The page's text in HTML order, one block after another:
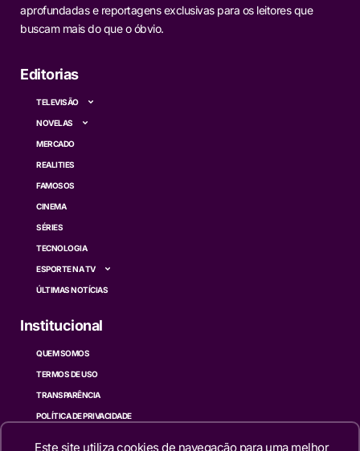
aprofundadas e reportagens exclusivas para os leitores que
buscam mais do que o óbvio.
Editorias
TELEVISÃO
NOVELAS
MERCADO
REALITIES
FAMOSOS
CINEMA
SÉRIES
TECNOLOGIA
ESPORTE NA TV
ÚLTIMAS NOTÍCIAS
Institucional
QUEM SOMOS
TERMOS DE USO
TRANSPARÊNCIA
POLÍTICA DE PRIVACIDADE
Este site utiliza cookies de navegação para uma melhor